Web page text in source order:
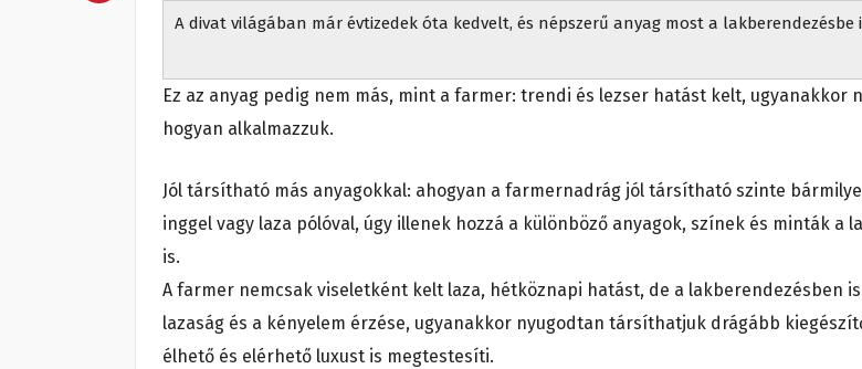
A divat világában már évtizedek óta kedvelt, és népszerű anyag most a lakberendezésbe
Ez az anyag pedig nem más, mint a farmer: trendi és lezser hatást kelt, ugyanakkor
hogyan alkalmazzuk.
Jól társítható más anyagokkal: ahogyan a farmernadrág jól társítható szinte
inggel vagy laza pólóval, úgy illenek hozzá a különböző anyagok, színek és minták a
is.
A farmer nemcsak viseletként kelt laza, hétköznapi hatást, de a lakberendezésben
lazaság és a kényelem érzése, ugyanakkor nyugodtan társíthatjuk drágább
élhető és elérhető luxust is megtestesíti.